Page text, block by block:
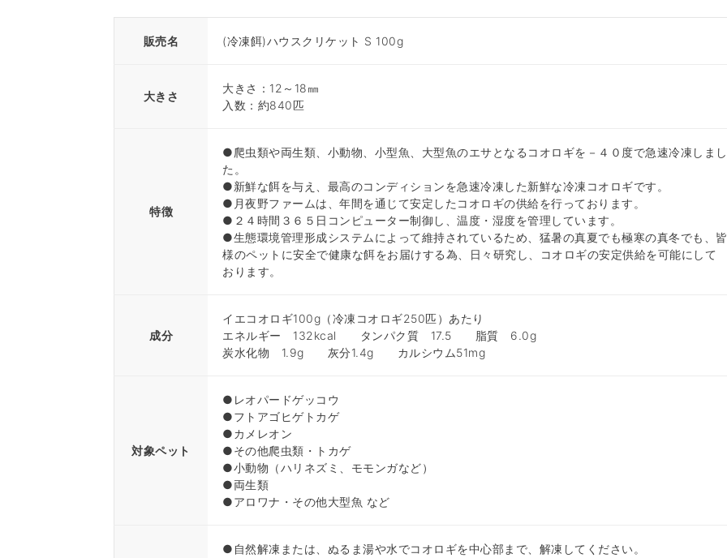
販売名 (冷凍餌)ハウスクリケット S 100g
大きさ
大きさ：12～18㎜
入数：約840匹
特徴
●爬虫類や両生類、小動物、小型魚、大型魚のエサとなるコオロギを－４０度で急速冷凍しまし
た。
●新鮮な餌を与え、最高のコンディションを急速冷凍した新鮮な冷凍コオロギです。
●月夜野ファームは、年間を通じて安定したコオロギの供給を行っております。
●２４時間３６５日コンピューター制御し、温度・湿度を管理しています。
●生態環境管理形成システムによって維持されているため、猛暑の真夏でも極寒の真冬でも、皆
様のペットに安全で健康な餌をお届けする為、日々研究し、コオロギの安定供給を可能にして
おります。
成分
イエコオロギ100g（冷凍コオロギ250匹）あたり
エネルギー 132kcal タンパク質 17.5 脂質 6.0g
炭水化物 1.9g 灰分1.4g カルシウム51mg
対象ペット
●レオパードゲッコウ
●フトアゴヒゲトカゲ
●カメレオン
●その他爬虫類・トカゲ
●小動物（ハリネズミ、モモンガなど）
●両生類
●アロワナ・その他大型魚 など
●自然解凍または、ぬるま湯や水でコオロギを中心部まで、解凍してください。